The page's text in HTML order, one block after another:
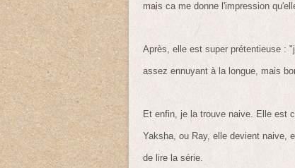
mais ca me donne l'impression
Après, elle est super prétentieuse :
assez ennuyant à la longue, mais
Et enfin, je la trouve naive. Elle est
Yaksha, ou Ray, elle devient naive,
de lire la série.